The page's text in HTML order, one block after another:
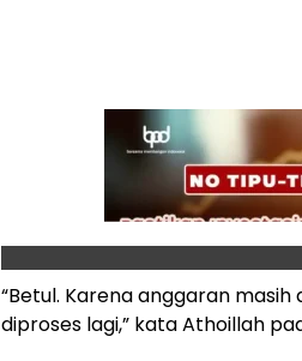
“Betul. Karena anggaran
diproses lagi,” kata Athoillah